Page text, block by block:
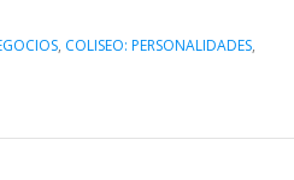
, COLISEO: PERSONALIDADES,